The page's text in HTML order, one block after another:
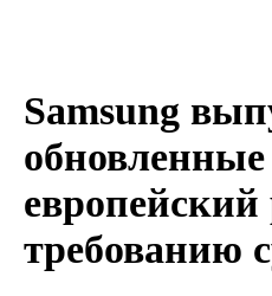
Samsung
требованию